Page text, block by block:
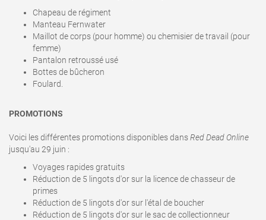
Chapeau de régiment
Manteau Fernwater
Maillot de corps (pour homme) ou chemisier de travail (pour
femme)
Pantalon retroussé usé
Bottes de bûcheron
Foulard.
PROMOTIONS
Voici les différentes promotions disponibles dansRed Dead Online
jusqu'au 29 juin :
Voyages rapides gratuits
Réduction de 5 lingots d'or sur la licence de chasseur de
primes
Réduction de 5 lingots d'or sur l'étal de boucher
Réduction de 5 lingots d'or sur le sac de collectionneur